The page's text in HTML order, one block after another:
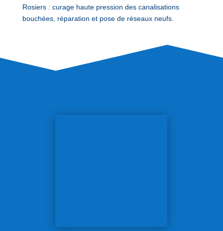
Rosiers : curage haute pression des canalisations
bouchées, réparation et pose de réseaux neufs.